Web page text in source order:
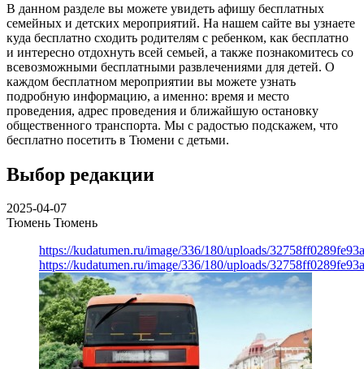
В данном разделе вы можете увидеть афишу бесплатных
семейных и детских мероприятий. На нашем сайте вы узнаете
куда бесплатно сходить родителям с ребенком, как бесплатно
и интересно отдохнуть всей семьей, а также познакомитесь со
всевозможными бесплатными развлечениями для детей. О
каждом бесплатном мероприятии вы можете узнать
подробную информацию, а именно: время и место
проведения, адрес проведения и ближайшую остановку
общественного транспорта. Мы с радостью подскажем, что
бесплатно посетить в Тюмени с детьми.
Выбор редакции
2025-04-07
Тюмень Тюмень
https://kudatumen.ru/image/336/180/uploads/
https://kudatumen.ru/image/336/180/uploads/